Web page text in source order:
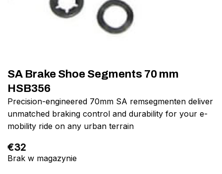
SA Brake Shoe Segments 70 mm
HSB356
Precision-engineered 70mm SA remsegmenten deliver
unmatched braking control and durability for your e-
mobility ride on any urban terrain
€32
Brak w magazynie